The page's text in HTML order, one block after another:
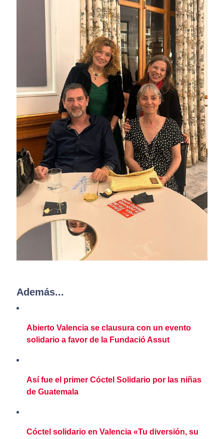
Además...
Abierto Valencia se clausura con un evento
solidario a favor de la Fundació Assut
Así fue el primer Cóctel Solidario por las niñas
de Guatemala
Cóctel solidario en Valencia «Tu diversión, su